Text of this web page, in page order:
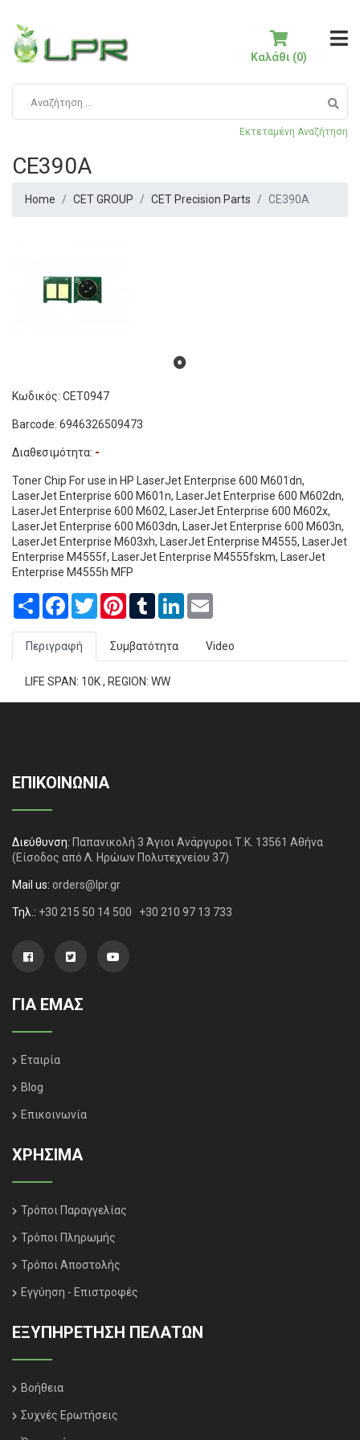
Εκτεταμένη Αναζήτηση
Καλάθι (0)
CE390A
Home CET GROUP CET Precision Parts CE390A
Κωδικός: CET0947
Barcode: 6946326509473
Διαθεσιμότητα: -
Toner Chip For use in HP LaserJet Enterprise 600 M601dn,
LaserJet Enterprise 600 M601n, LaserJet Enterprise 600 M602dn,
LaserJet Enterprise 600 M602, LaserJet Enterprise 600 M602x,
LaserJet Enterprise 600 M603dn, LaserJet Enterprise 600 M603n,
LaserJet Enterprise M603xh, LaserJet Enterprise M4555, LaserJet
Enterprise M4555f, LaserJet Enterprise M4555fskm, LaserJet
Enterprise M4555h MFP
Share Facebook
TwitterPinterestTumblrLinkedIn
Περιγραφή Συμβατότητα Video
LIFE SPAN: 10K , REGION: WW
ΕΠΙΚΟΙΝΩΝΙΑ
Διεύθυνση: Παπανικολή 3 Άγιοι Ανάργυροι Τ.Κ. 13561 Αθήνα
(Είσοδος από Λ. Ηρώων Πολυτεχνείου 37)
Mail us: orders@lpr.gr
Τηλ.: +30 215 50 14 500 +30 210 97 13 733
ΓΙΑ ΕΜΑΣ
Εταιρία
Blog
Επικοινωνία
ΧΡΗΣΙΜΑ
Τρόποι Παραγγελίας
Τρόποι Πληρωμής
Τρόποι Αποστολής
Εγγύηση - Επιστροφές
ΕΞΥΠΗΡΈΤΗΣΗ ΠΕΛΑΤΏΝ
Βοήθεια
Συχνές Ερωτήσεις